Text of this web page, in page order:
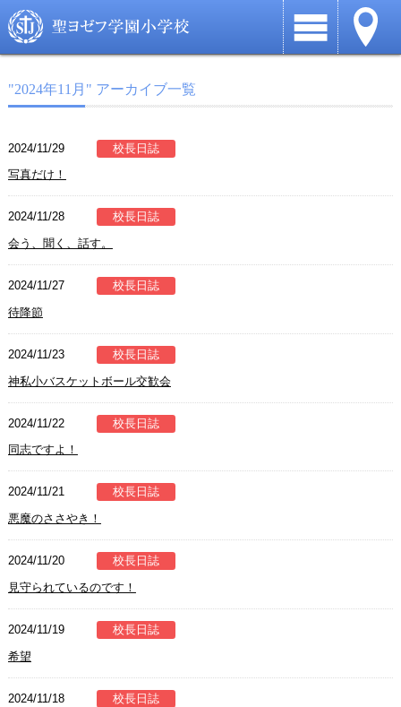
"2024年11月" アーカイブ一覧
2024/11/29
校長日誌
写真だけ！
2024/11/28
校長日誌
会う、聞く、話す。
2024/11/27
校長日誌
待降節
2024/11/23
校長日誌
神私小バスケットボール交歓会
2024/11/22
校長日誌
同志ですよ！
2024/11/21
校長日誌
悪魔のささやき！
2024/11/20
校長日誌
見守られているのです！
2024/11/19
校長日誌
希望
2024/11/18
校長日誌